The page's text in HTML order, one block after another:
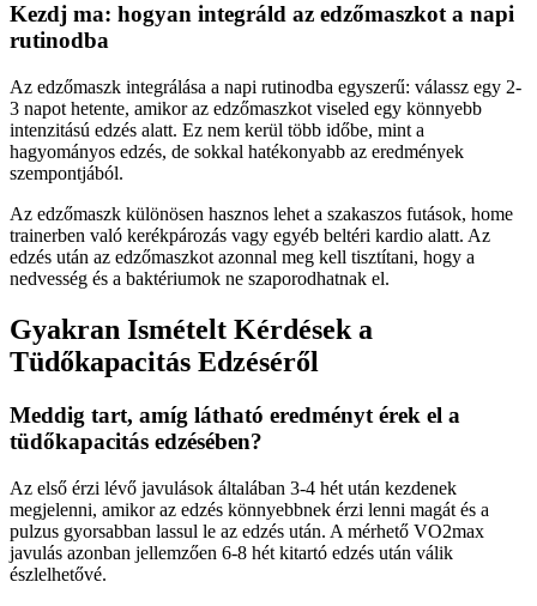
Kezdj ma: hogyan integráld az edzőmaszkot a napi
rutinodba
Az edzőmaszk integrálása a napi rutinodba egyszerű: válassz egy 2-
3 napot hetente, amikor az edzőmaszkot viseled egy könnyebb
intenzitású edzés alatt. Ez nem kerül több időbe, mint a
hagyományos edzés, de sokkal hatékonyabb az eredmények
szempontjából.
Az edzőmaszk különösen hasznos lehet a szakaszos futások, home
trainerben való kerékpározás vagy egyéb beltéri kardio alatt. Az
edzés után az edzőmaszkot azonnal meg kell tisztítani, hogy a
nedvesség és a baktériumok ne szaporodhatnak el.
Gyakran Ismételt Kérdések a
Tüdőkapacitás Edzéséről
Meddig tart, amíg látható eredményt érek el a
tüdőkapacitás edzésében?
Az első érzi lévő javulások általában 3-4 hét után kezdenek
megjelenni, amikor az edzés könnyebbnek érzi lenni magát és a
pulzus gyorsabban lassul le az edzés után. A mérhető VO2max
javulás azonban jellemzően 6-8 hét kitartó edzés után válik
észlelhetővé.